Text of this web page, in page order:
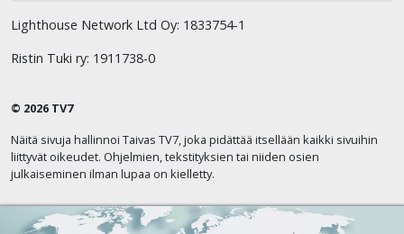
Lighthouse Network Ltd Oy: 1833754-1
Ristin Tuki ry: 1911738-0
© 2026 TV7
Näitä sivuja hallinnoi Taivas TV7, joka pidättää itsellään kaikki sivuihin
liittyvät oikeudet. Ohjelmien, tekstityksien tai niiden osien
julkaiseminen ilman lupaa on kielletty.